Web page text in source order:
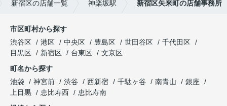
新宿区の店舗一覧 神楽坂駅 新宿区矢来町の店舗事務所
市区町村から探す
渋谷区
港区 中央区 豊島区 世田谷区
千代田区
目黒区
新宿区 台東区
文京区
町名から探す
池袋
神宮前 渋谷 西新宿 千駄ヶ谷 南青山
銀座
上目黒
恵比寿西
恵比寿南